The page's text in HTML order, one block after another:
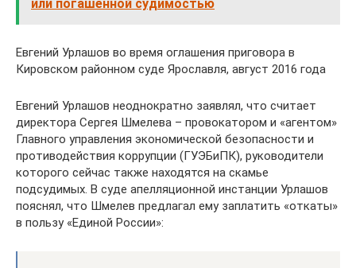
или погашенной судимостью
Евгений Урлашов во время оглашения приговора в
Кировском районном суде Ярославля, август 2016 года
Евгений Урлашов неоднократно заявлял, что считает
директора Сергея Шмелева – провокатором и «агентом»
Главного управления экономической безопасности и
противодействия коррупции (ГУЭБиПК), руководители
которого сейчас также находятся на скамье
подсудимых. В суде апелляционной инстанции Урлашов
пояснял, что Шмелев предлагал ему заплатить «откаты»
в пользу «Единой России»: